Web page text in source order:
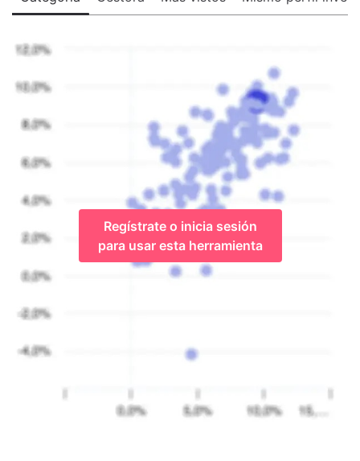
Regístrate o inicia sesión
para usar esta herramienta